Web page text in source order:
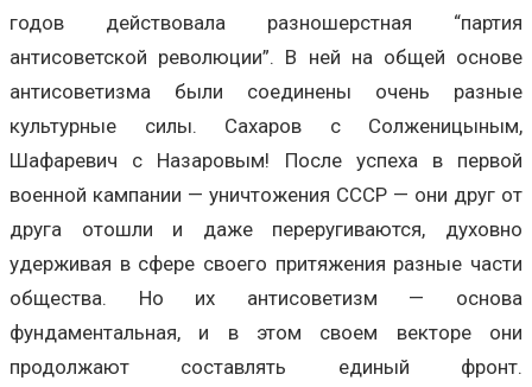
годов действовала разношерстная “партия
антисоветской революции”. В ней на общей основе
антисоветизма были соединены очень разные
культурные силы. Сахаров с Солженицыным,
Шафаревич с Назаровым! После успеха в первой
военной кампании — уничтожения СССР — они друг от
друга отошли и даже переругиваются, духовно
удерживая в сфере своего притяжения разные части
общества. Но их антисоветизм — основа
фундаментальная, и в этом своем векторе они
продолжают составлять единый фронт.